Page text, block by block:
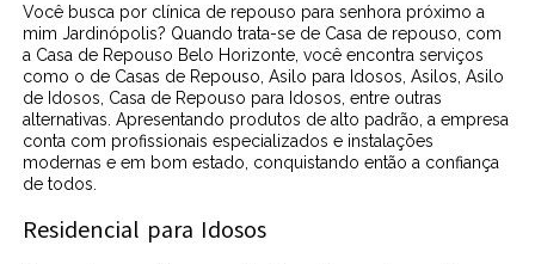
Você busca por clínica de repouso para senhora próximo a
mim Jardinópolis? Quando trata-se de Casa de repouso, com
a Casa de Repouso Belo Horizonte, você encontra serviços
como o de Casas de Repouso, Asilo para Idosos, Asilos, Asilo
de Idosos, Casa de Repouso para Idosos, entre outras
alternativas. Apresentando produtos de alto padrão, a empresa
conta com profissionais especializados e instalações
modernas e em bom estado, conquistando então a confiança
de todos.
Residencial para Idosos